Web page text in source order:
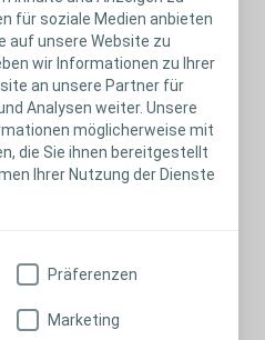
für soziale Medien anbieten
auf unsere Website zu
wir Informationen zu Ihrer
an unsere Partner für
Analysen weiter. Unsere
möglicherweise mit
die Sie ihnen bereitgestellt
Ihrer Nutzung der Dienste
Präferenzen
Marketing
dürfen auch
es sich um kostenlose
Vertreter dieser
Fall, dass
akzeptieren sie die
für das Handeln
Teilnahme an